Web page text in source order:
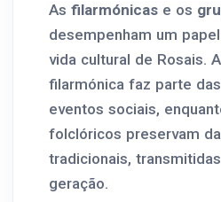
As filarmónicas e os
desempenham um
vida cultural de Rosais.
filarmónica faz parte
eventos sociais,
folclóricos preservam
tradicionais,
geração.